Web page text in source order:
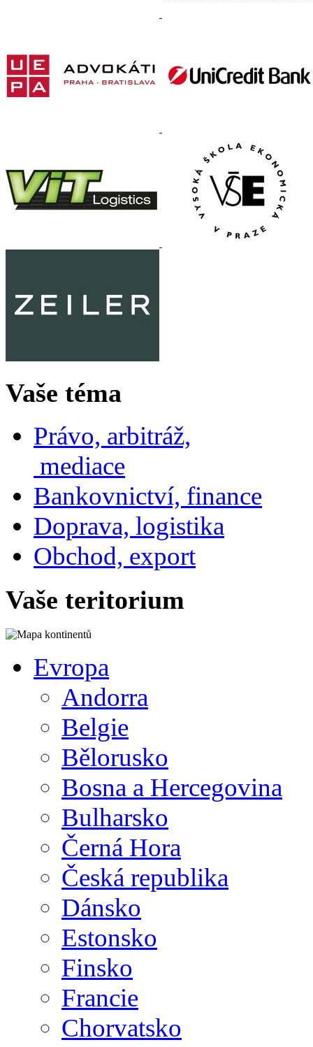
Vaše téma
Právo, arbitráž,
mediace
Bankovnictví, finance
Doprava, logistika
Obchod, export
Vaše teritorium
Evropa
Andorra
Belgie
Bělorusko
Bosna a Hercegovina
Bulharsko
Černá Hora
Česká republika
Dánsko
Estonsko
Finsko
Francie
Chorvatsko